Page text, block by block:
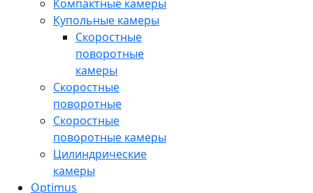
Компактные камеры
Купольные камеры
Скоростные
поворотные
камеры
Скоростные
поворотные
Скоростные
поворотные камеры
Цилиндрические
камеры
Optimus